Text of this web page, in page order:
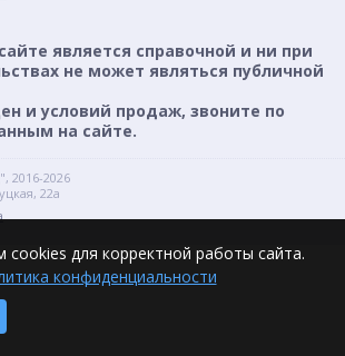
является справочной и ни при
не может являться публичной
и условий продаж, звоните по
на сайте.
2026
22а
cookies для корректной работы сайта.
конфиденциальности